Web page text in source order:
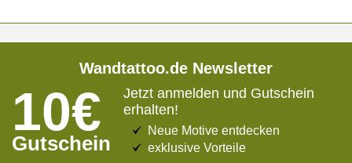
Wandtattoo.de Newsletter
10€
Gutschein
Jetzt anmelden und Gutschein
erhalten!
Neue Motive entdecken
exklusive Vorteile